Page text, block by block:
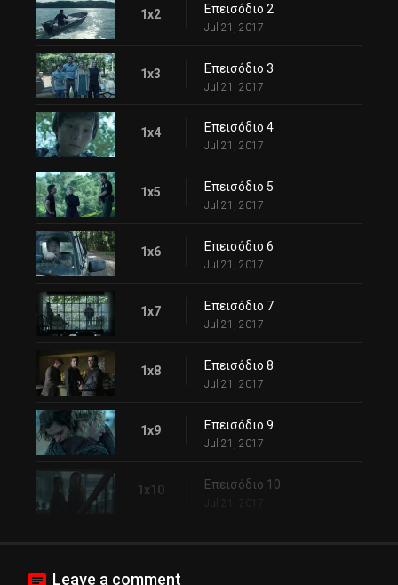
1x2 Επεισόδιο 2
Jul 21, 2017
1x3 Επεισόδιο 3
Jul 21, 2017
1x4 Επεισόδιο 4
Jul 21, 2017
1x5 Επεισόδιο 5
Jul 21, 2017
1x6 Επεισόδιο 6
Jul 21, 2017
1x7 Επεισόδιο 7
Jul 21, 2017
1x8 Επεισόδιο 8
Jul 21, 2017
1x9 Επεισόδιο 9
Jul 21, 2017
1x10 Επεισόδιο 10
Jul 21, 2017
Leave a comment